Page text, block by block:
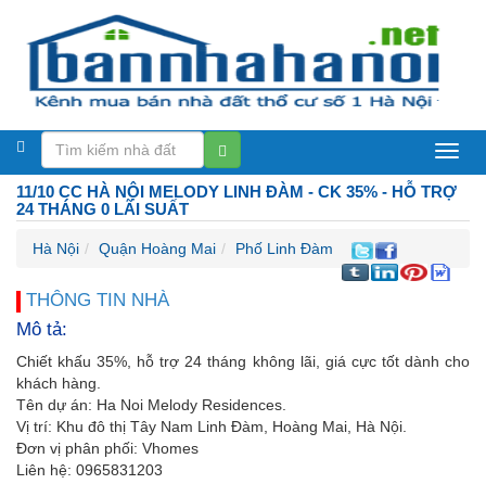
Bán
nhà
Nội
11/10 CC HÀ NỘI MELODY LINH ĐÀM - CK 35% - HỖ TRỢ
24 THÁNG 0 LÃI SUẤT
Hà Nội Quận Hoàng Mai Phố Linh Đàm
THÔNG TIN NHÀ
Mô tả:
Chiết khấu 35%, hỗ trợ 24 tháng không lãi, giá cực tốt dành cho
khách hàng.
Tên dự án: Ha Noi Melody Residences.
Vị trí: Khu đô thị Tây Nam Linh Đàm, Hoàng Mai, Hà Nội.
Đơn vị phân phối: Vhomes
Liên hệ: 0965831203